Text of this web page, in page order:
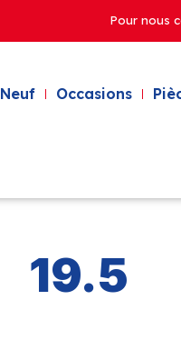
Pour nous
Neuf Occasions
19.5